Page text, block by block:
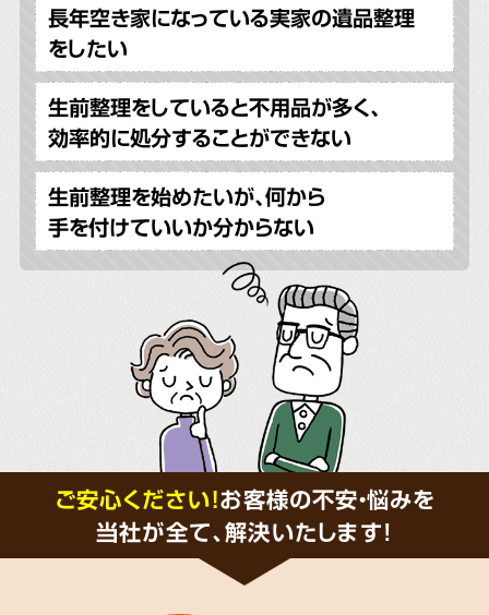
長年空き家になっている実家の遺品整理
をしたい
生前整理をしていると不用品が多く、
効率的に処分することができない
生前整理を始めたいが、何から
手を付けていいか分からない
ご安心ください！お客様の不安・悩みを
当社が全て、解決いたします!